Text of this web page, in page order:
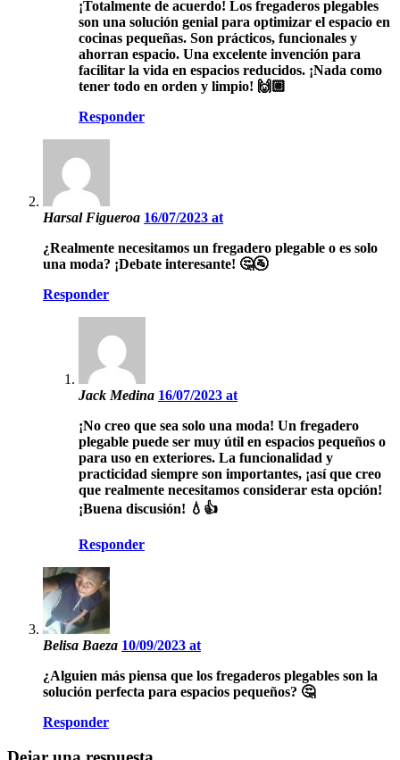
¡Totalmente de acuerdo! Los fregaderos plegables
son una solución genial para optimizar el espacio en
cocinas pequeñas. Son prácticos, funcionales y
ahorran espacio. Una excelente invención para
facilitar la vida en espacios reducidos. ¡Nada como
tener todo en orden y limpio! 🙌🏼
Responder
Harsal Figueroa 16/07/2023 at
¿Realmente necesitamos un fregadero plegable o es solo
una moda? ¡Debate interesante! 🤔🚰
Responder
Jack Medina 16/07/2023 at
¡No creo que sea solo una moda! Un fregadero
plegable puede ser muy útil en espacios pequeños o
para uso en exteriores. La funcionalidad y
practicidad siempre son importantes, ¡así que creo
que realmente necesitamos considerar esta opción!
¡Buena discusión! 💧👍
Responder
Belisa Baeza 10/09/2023 at
¿Alguien más piensa que los fregaderos plegables son la
solución perfecta para espacios pequeños? 🤔
Responder